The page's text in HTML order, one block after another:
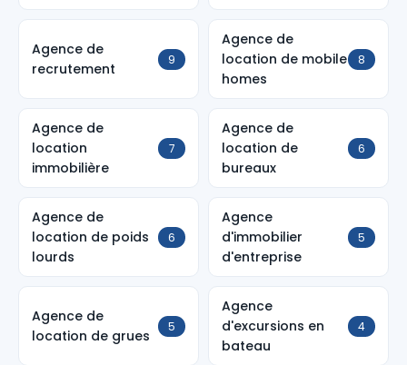
Agence de
recrutement
9
Agence de
location de mobile
homes
8
Agence de
location
immobilière
7
Agence de
location de
bureaux
6
Agence de
location de poids
lourds
6
Agence
d'immobilier
d'entreprise
5
Agence de
location de grues
5
Agence
d'excursions en
bateau
4